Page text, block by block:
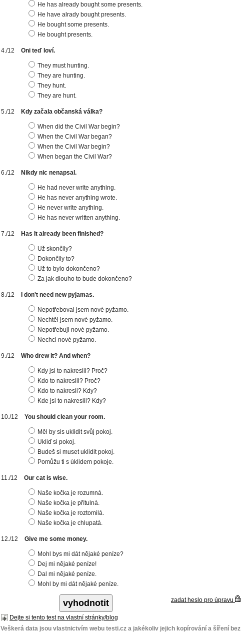
He has already bought some presents.
He have alrady bought presents.
He bought some presents.
He bought presents.
Oni teď loví.
They must hunting.
They are hunting.
They hunt.
They are hunt.
Kdy začala občanská válka?
When did the Civil War begin?
When the Civil War began?
When the Civil War begin?
When began the Civil War?
Nikdy nic nenapsal.
He had never write anything.
He has never anything wrote.
He never write anything.
He has never written anything.
Has It already been finished?
Už skončily?
Dokončily to?
Už to bylo dokončeno?
Za jak dlouho to bude dokončeno?
I don't need new pyjamas.
Nepotřeboval jsem nové pyžamo.
Nechtěl jsem nové pyžamo.
Nepotřebuji nové pyžamo.
Nechci nové pyžamo.
Who drew it? And when?
Kdy jsi to nakreslil? Proč?
Kdo to nakreslil? Proč?
Kdo to nakresli? Kdy?
Kde jsi to nakreslil? Kdy?
You should clean your room.
Měl by sis uklidit svůj pokoj.
Ukliď si pokoj.
Budeš si muset uklidit pokoj.
Pomůžu ti s úklidem pokoje.
Our cat is wise.
Naše kočka je rozumná.
Naše kočka je přítulná.
Naše kočka je roztomilá.
Naše kočka je chlupatá.
Give me some money.
Mohl bys mi dát nějaké peníze?
Dej mi nějaké peníze!
Dal mi nějaké peníze.
Mohl by mi dát nějaké peníze.
zadat heslo pro úpravu
Dejte si tento test na vlastní stránky/blog
Veškerá data jsou vlastnictvím webu testi.cz a jakékoliv jejich kopírování a šíření bez